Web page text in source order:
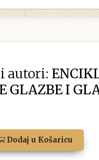
autori:
GLAZBE I
Dodaj u Košaricu